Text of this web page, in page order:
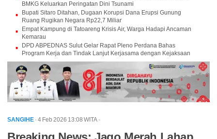
BMKG Keluarkan Peringatan Dini Tsunami
Bupati Sitaro Ditahan, Dugaan Korupsi Dana Erupsi Gunung
Ruang Rugikan Negara Rp22,7 Miliar
Empat Kampung di Tatoareng Krisis Air, Warga Hadapi Ancaman
Kemarau
DPD ABPEDNAS Sulut Gelar Rapat Pleno Perdana Bahas
Program Kerja dan Tindak Lanjut Kerjasama dengan Kejaksaan
SANGIHE · 4 Feb 2026 13:08 WITA ·